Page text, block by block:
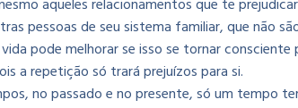
aqueles relacionamentos que te
pessoas de seu sistema familiar, que não
pode melhorar se isso se tornar
a repetição só trará prejuízos para si.
no passado e no presente, só um tempo